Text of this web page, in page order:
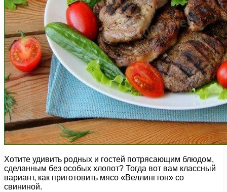
Хотите удивить родных и гостей потрясающим блюдом,
сделанным без особых хлопот? Тогда вот вам классный
вариант, как приготовить мясо «Веллингтон» со
свининой.